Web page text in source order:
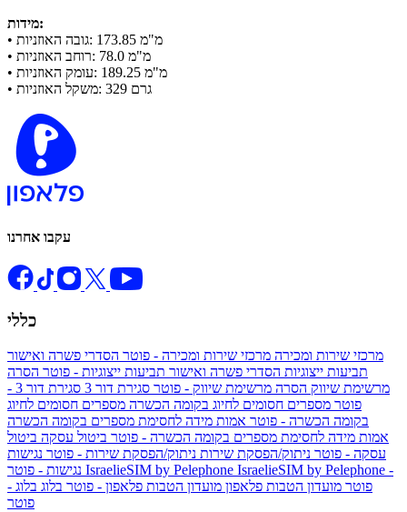
מידות:
• גובה האוזניות: ‎173.85‎ מ"מ
• רוחב האוזניות: ‎78.0‎ מ"מ
• עומק האוזניות: ‎189.25‎ מ"מ
• משקל האוזניות: ‎329‎ גרם
עקבו אחרנו
כללי
מרכזי שירות ומכירה מרכזי שירות ומכירה - פוטר הסדרי פשרה ואישור
תביעות ייצוגיות הסדרי פשרה ואישור תביעות ייצוגיות - פוטר הסרה
מרשימת שיווק הסרה מרשימת שיווק - פוטר סגירת דור 3
סגירת דור 3 -
פוטר מספרים חסומים לחיוג בקומה הכשרה מספרים חסומים לחיוג
בקומה הכשרה - פוטר אמות מידה לחסימת מספרים בקומה הכשרה
אמות מידה לחסימת מספרים בקומה הכשרה - פוטר ביטול עסקה ביטול
עסקה - פוטר ניתוק/הפסקת שירות ניתוק/הפסקת שירות - פוטר נגישות
IsraelieSIM by Pelephone IsraelieSIM by Pelephone -
פוטר מועדון הטבות פלאפון מועדון הטבות פלאפון - פוטר בלוג בלוג -
פוטר